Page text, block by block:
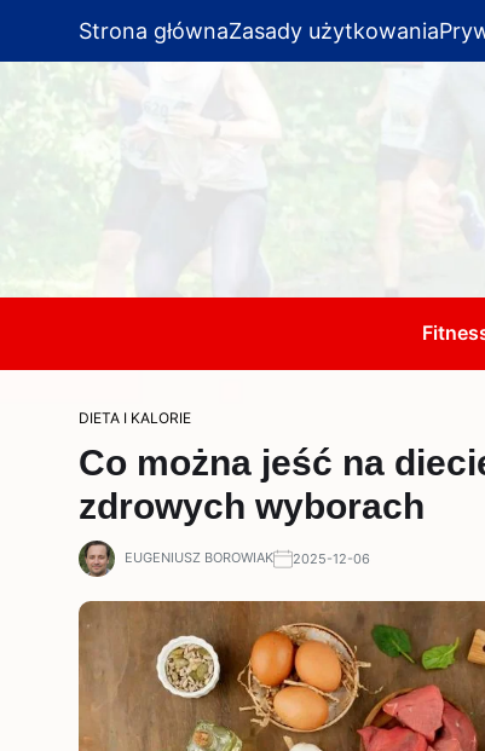
Strona głównaZasady użytkowania
DIETA I KALORIE
Co można jeść na
zdrowych wyborach
EUGENIUSZ BOROWIAK 2025-12-06